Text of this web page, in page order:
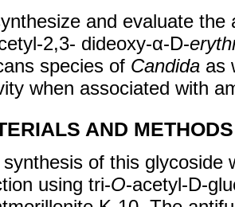
and evaluate
2,3- dideoxy-α-D-
species of Candida as
when associated with
AND
of this glycoside
using tri-O-acetyl-D-